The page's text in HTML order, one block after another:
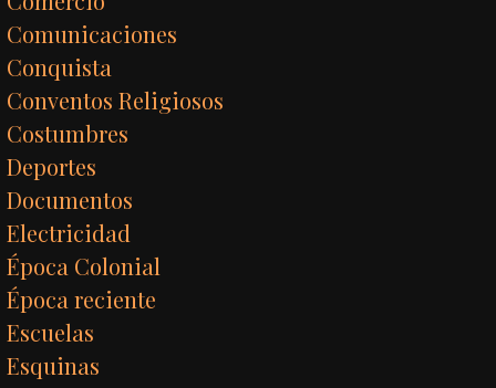
Comunicaciones
Conquista
Conventos Religiosos
Costumbres
Deportes
Documentos
Electricidad
Época Colonial
Época reciente
Escuelas
Esquinas